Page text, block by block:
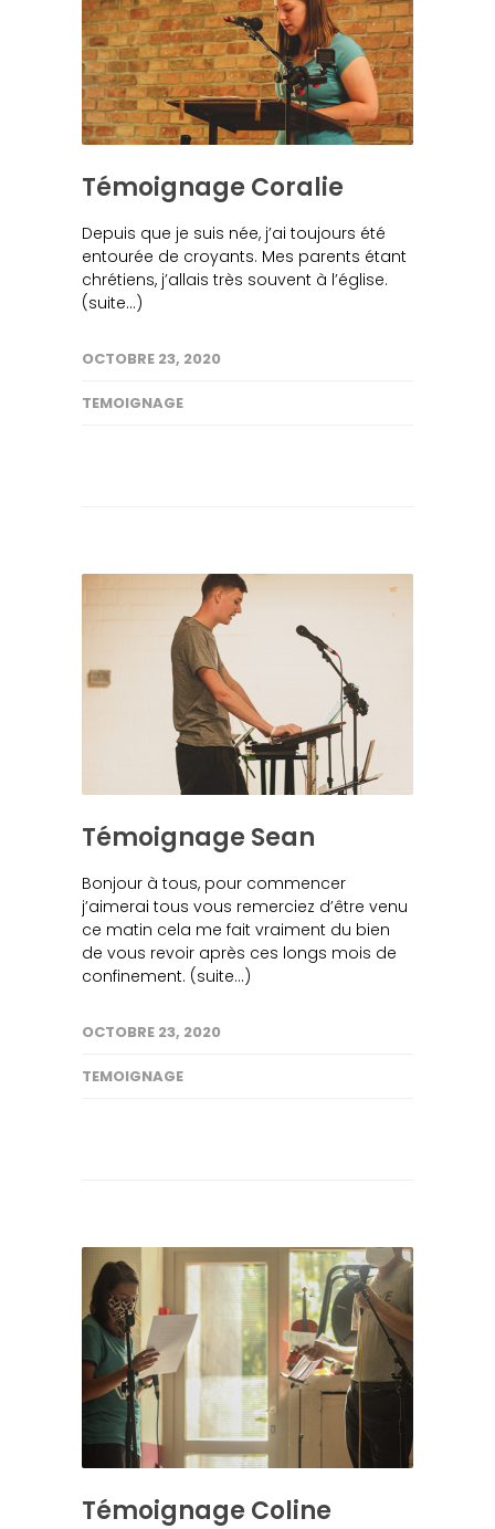
Témoignage Coralie
Depuis que je suis née, j’ai toujours été
entourée de croyants. Mes parents étant
chrétiens, j’allais très souvent à l’église.
(suite…)
OCTOBRE 23, 2020
TEMOIGNAGE
Témoignage Sean
Bonjour à tous, pour commencer
j’aimerai tous vous remerciez d’être venu
ce matin cela me fait vraiment du bien
de vous revoir après ces longs mois de
confinement. (suite…)
OCTOBRE 23, 2020
TEMOIGNAGE
Témoignage Coline